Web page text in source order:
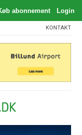
KONTAKT